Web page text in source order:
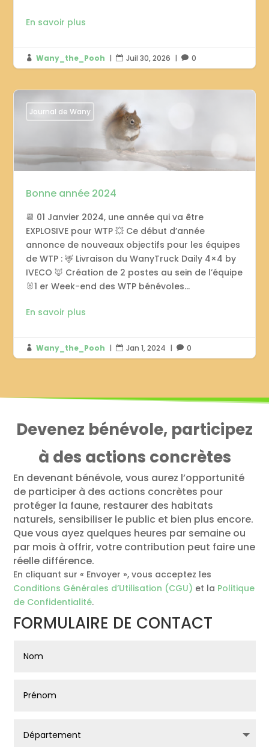
En savoir plus
 Wany_the_Pooh |  Juil 30, 2026 |  0
Journal de Wany
Bonne année 2024
📆 01 Janvier 2024, une année qui va être
EXPLOSIVE pour WTP 💥 Ce début d’année
annonce de nouveaux objectifs pour les équipes
de WTP : 🦌 Livraison du WanyTruck Daily 4×4 by
IVECO 🦊 Création de 2 postes au sein de l’équipe
🐰1 er Week-end des WTP bénévoles...
En savoir plus
 Wany_the_Pooh |  Jan 1, 2024 |  0
Devenez bénévole, participez
à des actions concrètes
En devenant bénévole, vous aurez l’opportunité
de participer à des actions concrètes pour
protéger la faune, restaurer des habitats
naturels, sensibiliser le public et bien plus encore.
Que vous ayez quelques heures par semaine ou
par mois à offrir, votre contribution peut faire une
réelle différence.
En cliquant sur « Envoyer », vous acceptez les
Conditions Générales d’Utilisation (CGU) et la Politique
de Confidentialité.
FORMULAIRE DE CONTACT